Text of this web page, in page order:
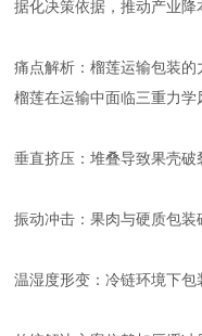
据化决策依据，推动产业降
痛点解析：榴莲运输包装的
榴莲在运输中面临三重力学
垂直挤压：堆叠导致果壳破
振动冲击：果肉与硬质包装
温湿度形变：冷链环境下包